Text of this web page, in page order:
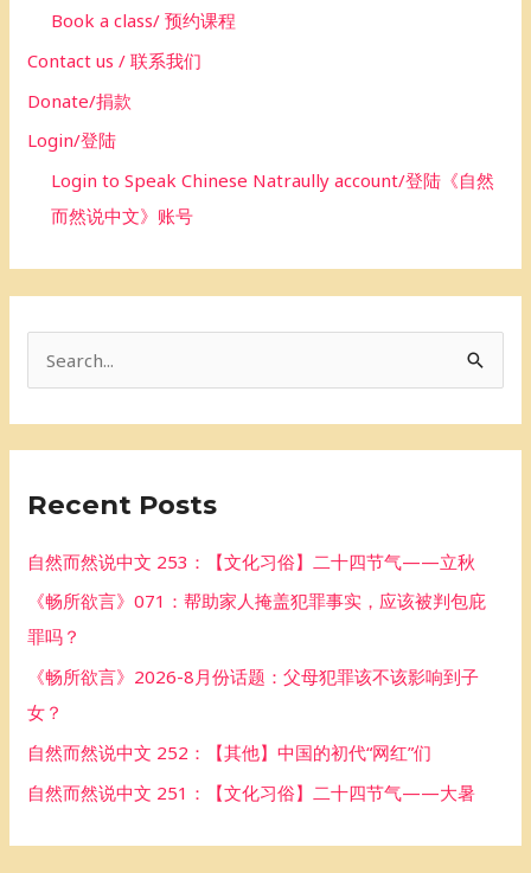
Book a class/ 预约课程
Contact us / 联系我们
Donate/捐款
Login/登陆
Login to Speak Chinese Natraully account/登陆《自然
而然说中文》账号
c
f
r
Recent Posts
自然而然说中文 253：【文化习俗】二十四节气——立秋
《畅所欲言》071：帮助家人掩盖犯罪事实，应该被判包庇
罪吗？
《畅所欲言》2026-8月份话题：父母犯罪该不该影响到子
女？
自然而然说中文 252：【其他】中国的初代“网红”们
自然而然说中文 251：【文化习俗】二十四节气——大暑